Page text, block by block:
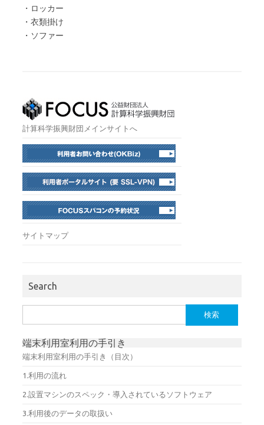
・ロッカー
・衣類掛け
・ソファー
計算科学振興財団メインサイトへ
サイトマップ
Search
索:
端末利用室利用の手引き
端末利用室利用の手引き（目次）
1.利用の流れ
2.設置マシンのスペック・導入されているソフトウェア
3.利用後のデータの取扱い